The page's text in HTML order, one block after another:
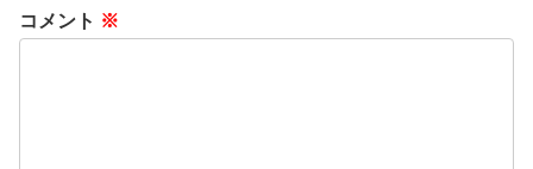
コメント ※